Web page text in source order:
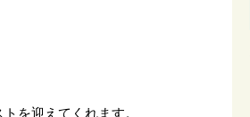
を迎えてくれます。